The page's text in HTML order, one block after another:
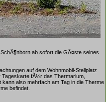
ab sofort die GÃ¤ste seines
auf dem Wohnmobil-Stellplatz
fÃ¼r das Thermarium,
also mehrfach am Tag in die Therme
befindet.